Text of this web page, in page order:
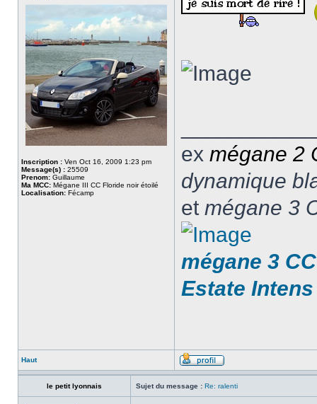
Inscription : Ven Oct 16, 2009 1:23 pm
Message(s) : 25509
Prenom: Guillaume
Ma MCC: Mégane III CC Floride noir étoilé
Localisation: Fécamp
ex mégane 2
dynamique
et mégane 3
mégane 3
Estate
Haut
le petit lyonnais Sujet du message : Re: ralenti